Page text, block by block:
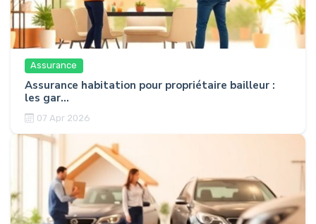
Assurance
Assurance habitation pour propriétaire bailleur :
les gar...
07 Apr 2026